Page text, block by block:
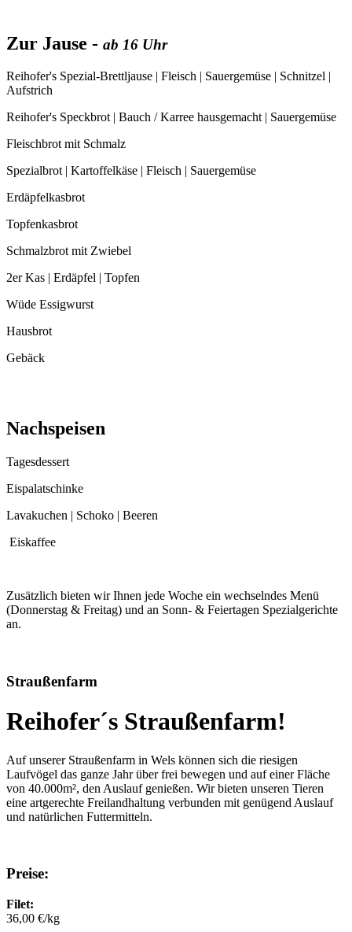
Zur Jause - ab 16 Uhr
Reihofer's Spezial-Brettljause | Fleisch | Sauergemüse | Schnitzel |
Aufstrich
Reihofer's Speckbrot | Bauch / Karree hausgemacht | Sauergemüse
Fleischbrot mit Schmalz
Spezialbrot | Kartoffelkäse | Fleisch | Sauergemüse
Erdäpfelkasbrot
Topfenkasbrot
Schmalzbrot mit Zwiebel
2er Kas | Erdäpfel | Topfen
Wüde Essigwurst
Hausbrot
Gebäck
Nachspeisen
Tagesdessert
Eispalatschinke
Lavakuchen | Schoko | Beeren
Eiskaffee
Zusätzlich bieten wir Ihnen jede Woche ein wechselndes Menü
(Donnerstag & Freitag) und an Sonn- & Feiertagen Spezialgerichte
an.
Straußenfarm
Reihofer´s Straußenfarm!
Auf unserer Straußenfarm in Wels können sich die riesigen
Laufvögel das ganze Jahr über frei bewegen und auf einer Fläche
von 40.000m², den Auslauf genießen. Wir bieten unseren Tieren
eine artgerechte Freilandhaltung verbunden mit genügend Auslauf
und natürlichen Futtermitteln.
Preise:
Filet:
36,00 €/kg